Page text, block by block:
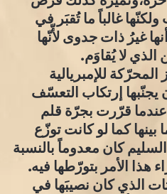
غالباً ما تُقبَر في
غيرُ ذات جدوى لأّنّها
الذي لا يُقاوَم.
المحرّكة للإمبريالية
يجنّبها إرتكاب التعسّف
قرّرت بجرّة قلم
بينها كما لو كانت توزّع
كان معدوماً بالنسبة
هذا الأمر بتورّطها فيه.
الذي كان نصيبَها في